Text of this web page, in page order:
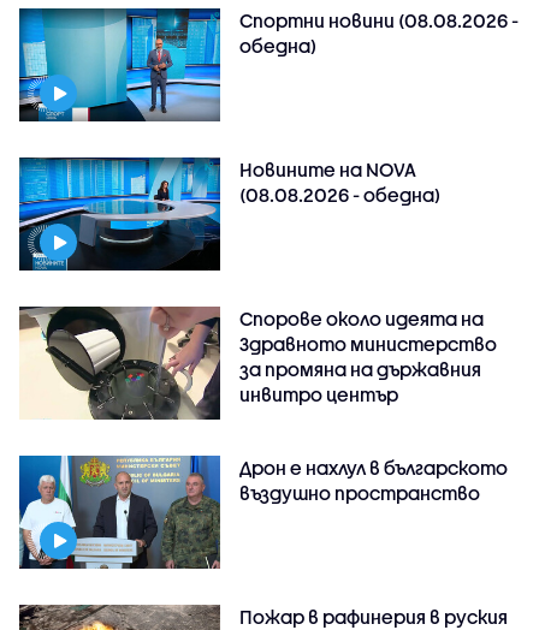
Спортни новини (08.08.2026 -
обедна)
Новините на NOVA
(08.08.2026 - обедна)
Спорове около идеята на
Здравното министерство
за промяна на държавния
инвитро център
Дрон е нахлул в българското
въздушно пространство
Пожар в рафинерия в руския